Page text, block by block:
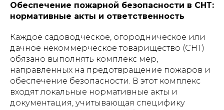
Обеспечение пожарной безопасности в СНТ:
нормативные акты и ответственность
Каждое садоводческое, огородническое или
дачное некоммерческое товарищество (СНТ)
обязано выполнять комплекс мер,
направленных на предотвращение пожаров и
обеспечение безопасности. В этот комплекс
входят локальные нормативные акты и
документация, учитывающая специфику